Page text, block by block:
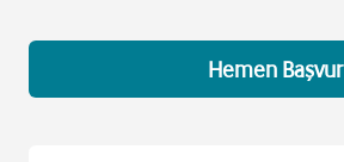
Hemen Başvur